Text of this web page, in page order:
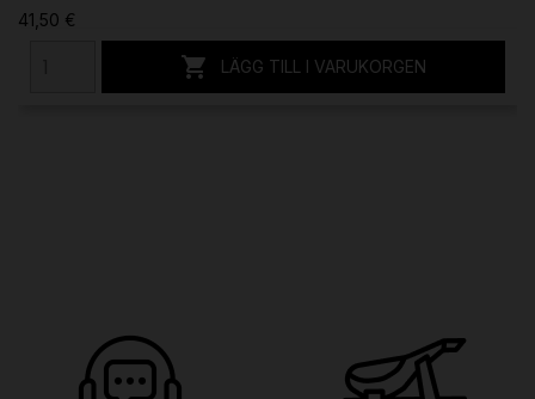
41,50 €
 LÄGG TILL I VARUKORGEN